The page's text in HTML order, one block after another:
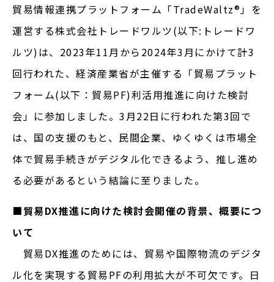
貿易情報連携プラットフォーム「TradeWaltz®︎ 」を
運営する株式会社トレードワルツ(以下:トレードワ
ルツ)は、2023年11月から2024年3月にかけて計3
回行われた、経済産業省が主催する「貿易プラット
フォーム(以下：貿易PF)利活用推進に向けた検討
会」に参加しました。3月22日に行われた第3回で
は、国の支援のもと、民間企業、ゆくゆくは市場全
体で貿易手続きがデジタル化できるよう、推し進め
る必要があるという結論に至りました。
■貿易DX推進に向けた検討会開催の背景、概要につ
いて
貿易DX推進のためには、貿易や国際物流のデジタ
ル化を実現する貿易PFの利用拡大が不可欠です。日